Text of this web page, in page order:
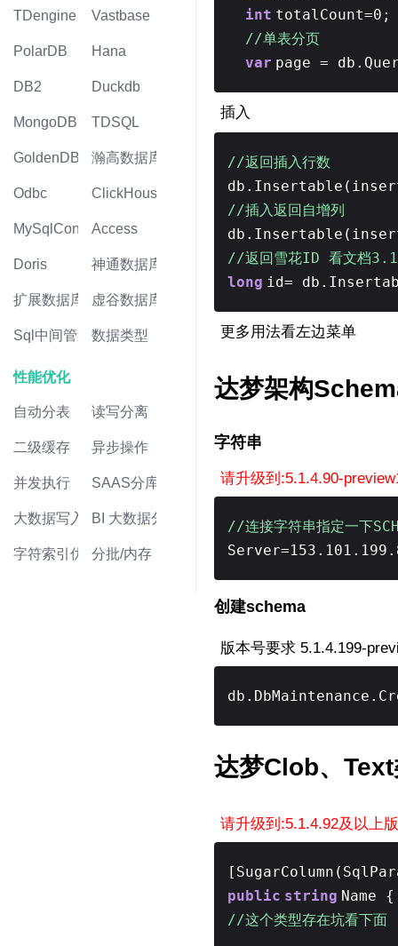
TDengine Vastbase
PolarDB Hana
DB2 Duckdb
MongoDB TDSQL
GoldenDB 瀚高数据库
Odbc ClickHouse
MySqlConnector
Access
Doris 神通数据库
扩展数据库 虚谷数据库
Sql中间管道 数据类型
性能优化
自动分表 读写分离
二级缓存 异步操作
并发执行 SAAS分库
大数据写入 BI 大数据分析
字符索引优化分批/内存
int totalCount=0;
//单表分页
var page =
插入
//返回插入行数
//插入返回自增列
//返回雪花ID 看文档3.1
long id=
更多用法看左边菜单
达梦架构
字符串
请升级到:5.1.4.90-
//连接字符串指定一下
创建schema
版本号要求 5.1.4.199-
达梦Clob、
请升级到:5.1.4.92及以上
public string Name {
//这个类型存在坑看下面